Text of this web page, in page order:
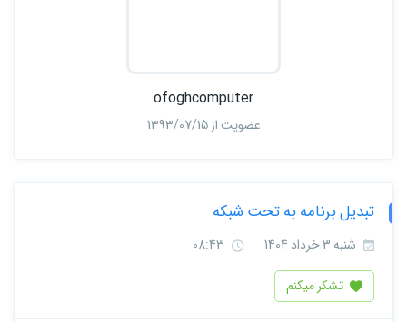
ofoghcomputer
عضویت از 1393/07/15
تبدیل برنامه به تحت شبکه
شنبه 3 خرداد 1404
تشکر میکنم